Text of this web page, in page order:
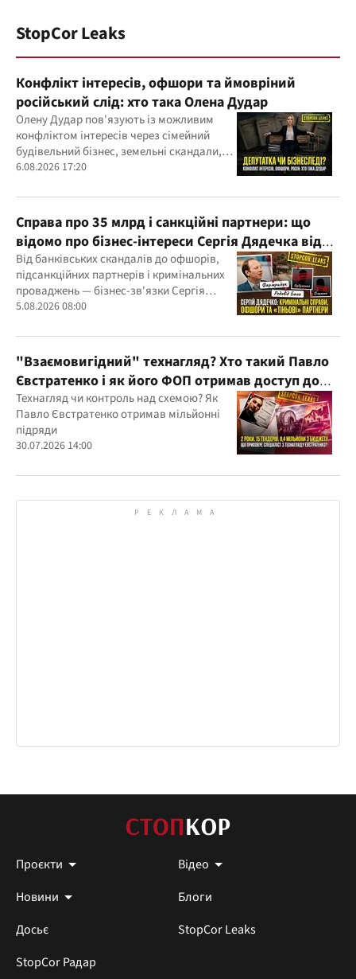
StopCor Leaks
Конфлікт інтересів, офшори та ймовріний
російський слід: хто така Олена Дудар
Олену Дудар пов'язують із можливим
конфліктом інтересів через сімейний
будівельний бізнес, земельні скандали,
судові справи
6.08.2026 17:20
Справа про 35 млрд і санкційні партнери: що
відомо про бізнес-інтереси Сергія Дядечка від
"Родовід Банку" до "ФАРМАСЕЛ"
Від банківських скандалів до офшорів,
підсанкційних партнерів і кримінальних
проваджень — бізнес-зв'язки Сергія
Дядечка й досі простягаються через
5.08.2026 08:00
"Взаємовигідний" технагляд? Хто такий Павло
Євстратенко і як його ФОП отримав доступ до
бюджетних мільйонів?
Технагляд чи контроль над схемою? Як
Павло Євстратенко отримав мільйонні
підряди
30.07.2026 14:00
Проєкти
Відео
Новини
Блоги
Досьє
StopCor Leaks
StopCor Радар